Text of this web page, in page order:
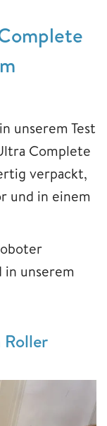
unserem Test
Complete
verpackt,
und in einem
unserem